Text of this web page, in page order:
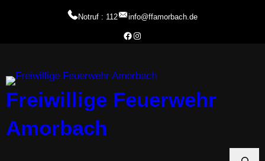
Notruf : 112 info@ffamorbach.de
Facebook Feuerwehr Amorbach
Instagram Feuerwehr Amorbach
Freiwillige Feuerwehr
Amorbach